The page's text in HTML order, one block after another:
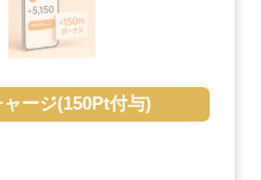
ージ(150Pt付与)